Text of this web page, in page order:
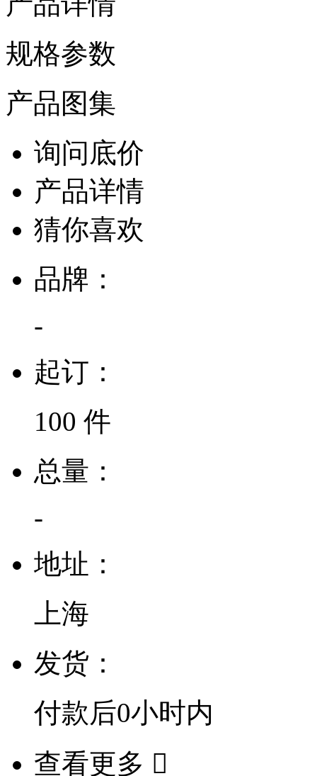
规格参数
产品图集
询问底价
产品详情
猜你喜欢
品牌：
-
起订：
100 件
总量：
-
地址：
上海
发货：
付款后0小时内
查看更多 